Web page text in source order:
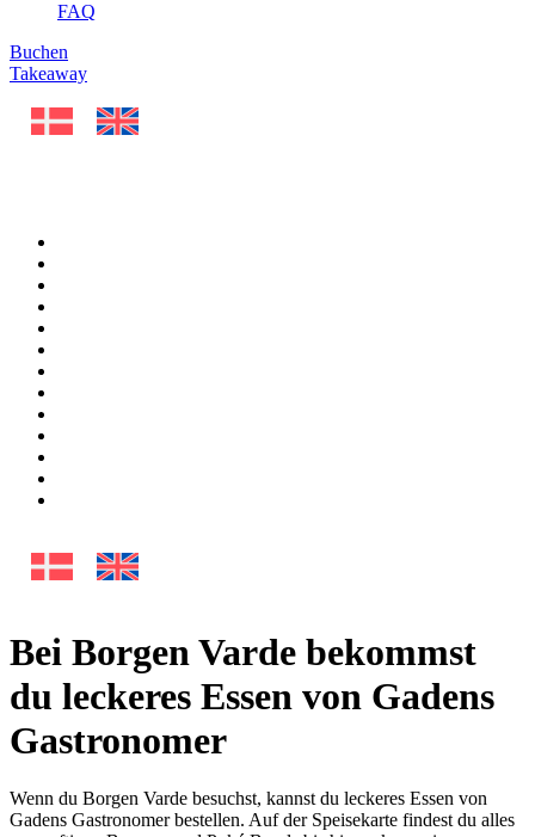
FAQ
Buchen
Takeaway
Bei Borgen Varde bekommst
du leckeres Essen von Gadens
Gastronomer
Wenn du Borgen Varde besuchst, kannst du leckeres Essen von
Gadens Gastronomer bestellen. Auf der Speisekarte findest du alles